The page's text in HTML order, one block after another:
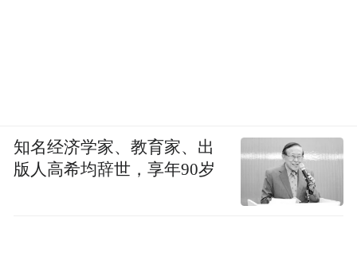
知名经济学家、教育家、出
版人高希均辞世，享年90岁